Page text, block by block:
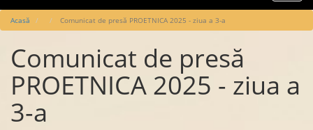
Main
navigation
Acasă Comunicat de presă PROETNICA 2025 - ziua a 3-a
Comunicat de presă
PROETNICA 2025 - ziua a
3-a